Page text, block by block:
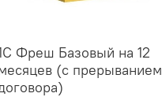
Фреш Базовый на 12
(с прерыванием